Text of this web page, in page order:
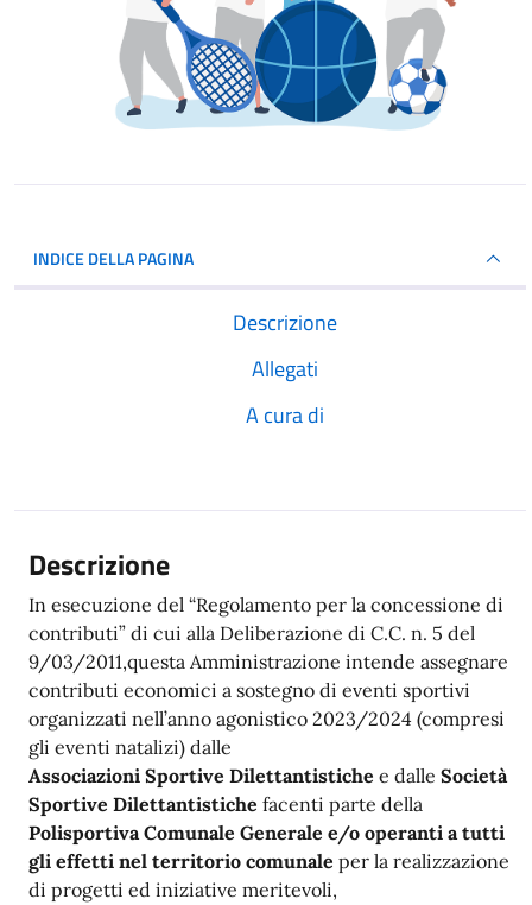
INDICE DELLA PAGINA
Descrizione
Allegati
A cura di
Descrizione
In esecuzione del “Regolamento per la concessione di
contributi” di cui alla Deliberazione di C.C. n. 5 del
9/03/2011,questa Amministrazione intende assegnare
contributi economici a sostegno di eventi sportivi
organizzati nell’anno agonistico 2023/2024 (compresi
gli eventi natalizi) dalle
Associazioni Sportive Dilettantistiche e dalle Società
Sportive Dilettantistiche facenti parte della
Polisportiva Comunale Generale e/o operanti a tutti
gli effetti nel territorio comunale per la realizzazione
di progetti ed iniziative meritevoli,